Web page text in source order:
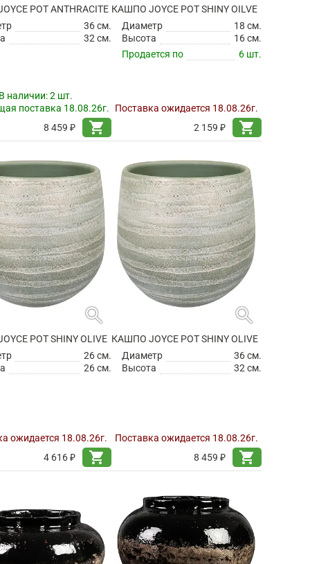
POT ANTHRACITE
36 см.
32 см.
наличии:2 шт.
поставка 18.08.26г.
8 459 ₽
shopping_cart
КАШПО JOYCE POT SHINY OILVE
Диаметр
18 см.
Высота
16 см.
Продается по
6 шт.
Поставка ожидается 18.08.26г.
2 159 ₽
shopping_cart
search
POT SHINY OLIVE
26 см.
26 см.
ожидается 18.08.26г.
4 616 ₽
shopping_cart
search
КАШПО JOYCE POT SHINY OLIVE
Диаметр
36 см.
Высота
32 см.
Поставка ожидается 18.08.26г.
8 459 ₽
shopping_cart